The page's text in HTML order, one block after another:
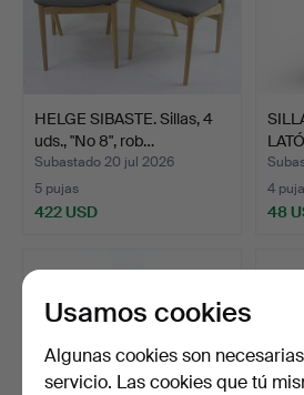
HELGE SIBASTE. Sillas, 4
uds., "No 8", rob…
Subastado 20 jul 2026
5 pujas
422 USD
4
48
Usamos cookies
Algunas cookies son
servicio. Las cookies que tú